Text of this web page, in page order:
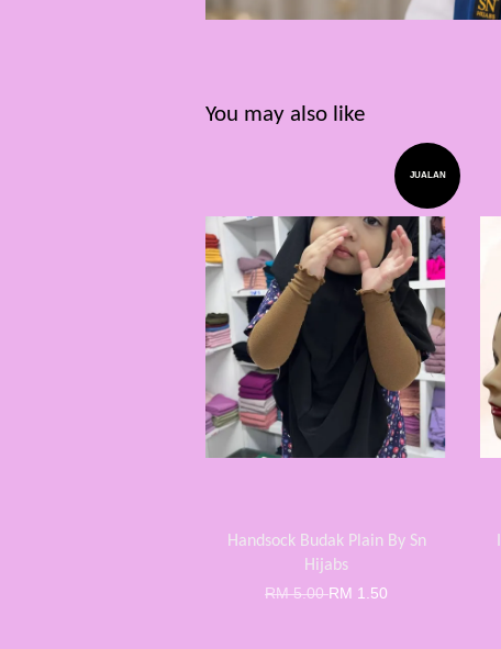
You may also like
JUALAN
Handsock Budak Plain By Sn
Hijabs
RM 5.00RM 1.50